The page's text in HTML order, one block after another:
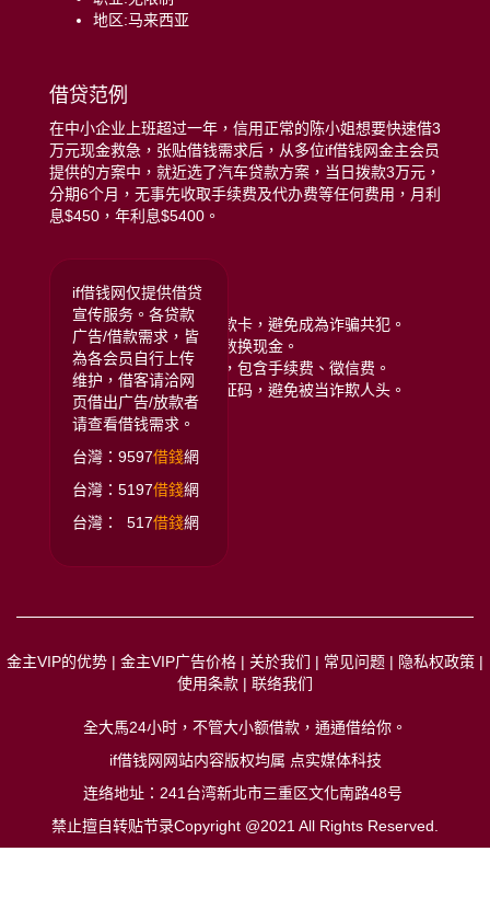
地区:马来西亚
借贷范例
在中小企业上班超过一年，信用正常的陈小姐想要快速借3
万元现金救急，张贴借钱需求后，从多位if借钱网金主会员
提供的方案中，就近选了汽车贷款方案，当日拨款3万元，
分期6个月，无事先收取手续费及代办费等任何费用，月利
息$450，年利息$5400。
远离贷款诈骗注意:
拒绝给予银行存摺或提款卡，避免成為诈骗共犯。
拒绝任何类型的储值点数换现金。
拒绝给付任何名义费用，包含手续费、徵信费。
拒绝提供门号或手机验证码，避免被当诈欺人头。
if借钱网仅提供借贷
宣传服务。各贷款
广告/借款需求，皆
為各会员自行上传
维护，借客请洽网
页借出广告/放款者
请查看借钱需求。
台灣：9597借錢網
台灣：5197借錢網
台灣： 517借錢網
金主VIP的优势 | 金主VIP广告价格 | 关於我们 | 常见问题 | 隐私权政策 |
使用条款 | 联络我们
全大馬24小时，不管大小额借款，通通借给你 。
if借钱网网站内容版权均属 点实媒体科技
连络地址：241台湾新北市三重区文化南路48号
禁止擅自转贴节录Copyright @2021 All Rights Reserved.